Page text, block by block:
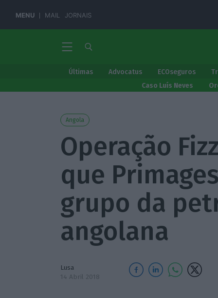
MENU MAIL JORNAIS
Últimas Advocatus ECOseguros
Caso Luís Neves
Angola
Operação
que
grupo da
angolana
Lusa
14 Abril 2018